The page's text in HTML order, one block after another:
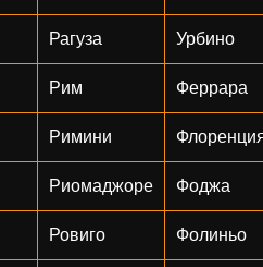
Рагуза Урбино
Рим Феррара
Римини
Риомаджоре Фоджа
Ровиго Фолиньо